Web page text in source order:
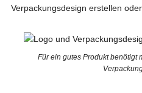
Verpackungsdesign erstellen
Für ein gutes Produkt benötigt